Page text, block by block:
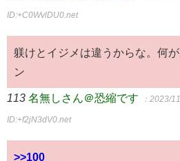
ID:+C0WvlDU0.net
躾けとイジメは違うからな。何
ン
113 名無しさん＠恐縮です ：2023/
ID:+f2jN3dV0.net
>>100